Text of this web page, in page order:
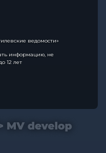
ведомости»
информацию, не
12 лет